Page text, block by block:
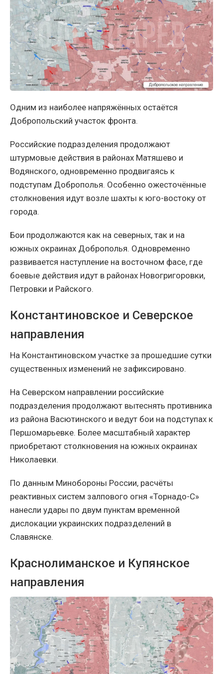
Одним из наиболее напряжённых остаётся
Добропольский участок фронта.
Российские подразделения продолжают
штурмовые действия в районах Матяшево и
Водянского, одновременно продвигаясь к
подступам Доброполья. Особенно ожесточённые
столкновения идут возле шахты к юго-востоку от
города.
Бои продолжаются как на северных, так и на
южных окраинах Доброполья. Одновременно
развивается наступление на восточном фасе, где
боевые действия идут в районах Новогригоровки,
Петровки и Райского.
Константиновское и Северское
направления
На Константиновском участке за прошедшие сутки
существенных изменений не зафиксировано.
На Северском направлении российские
подразделения продолжают вытеснять противника
из района Васютинского и ведут бои на подступах к
Першомарьевке. Более масштабный характер
приобретают столкновения на южных окраинах
Николаевки.
По данным Минобороны России, расчёты
реактивных систем залпового огня «Торнадо-С»
нанесли удары по двум пунктам временной
дислокации украинских подразделений в
Славянске.
Краснолиманское и Купянское
направления